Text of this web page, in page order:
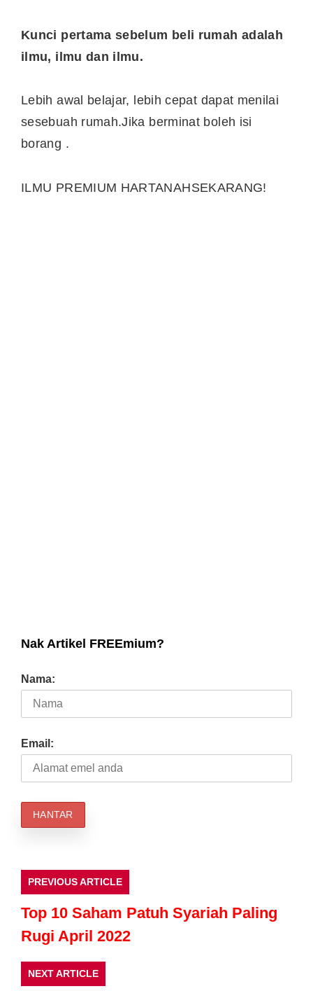
Kunci pertama sebelum beli rumah adalah
ilmu, ilmu dan ilmu.
Lebih awal belajar, lebih cepat dapat menilai
sesebuah rumah.Jika berminat boleh isi
borang .
ILMU PREMIUM HARTANAHSEKARANG!
Nak Artikel FREEmium?
Nama:
Email:
PREVIOUS ARTICLE
Top 10 Saham Patuh Syariah Paling
Rugi April 2022
NEXT ARTICLE